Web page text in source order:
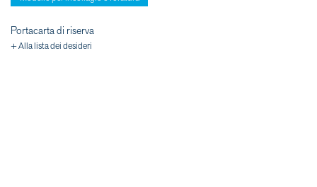
Portacarta di riserva
+ Alla lista dei desideri